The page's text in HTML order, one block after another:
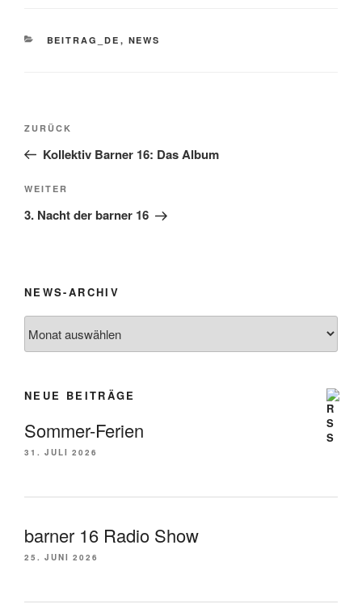
KATEGORIEN
BEITRAG_DE , NEWS
Beitragsnavigation
Vorheriger
Beitrag
ZURÜCK
Kollektiv Barner 16: Das Album
Nächster
Beitrag
WEITER
3. Nacht der barner 16
NEWS-ARCHIV
Archiv
NEUE BEITRÄGE
Sommer-Ferien
31. JULI 2026
barner 16 Radio Show
25. JUNI 2026